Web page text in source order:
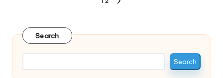
Search
Search